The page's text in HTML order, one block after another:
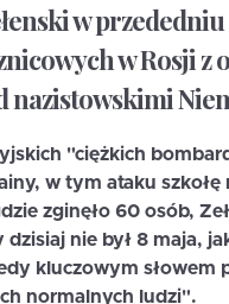
w przededniu
w Rosji z
nazistowskimi
"ciężkich
w tym ataku szkołę
zginęło 60 osób,
dzisiaj nie był 8 maja,
kluczowym słowem
normalnych ludzi".